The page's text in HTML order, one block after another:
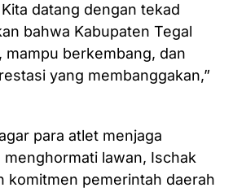
datang dengan tekad
bahwa Kabupaten Tegal
mampu berkembang, dan
yang membanggakan,”
para atlet menjaga
lawan, Ischak
komitmen pemerintah daerah